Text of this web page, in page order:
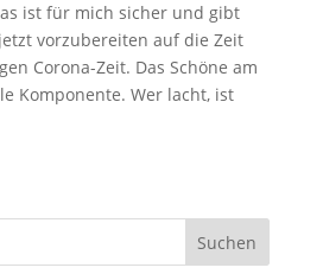
ist für mich sicher und gibt
vorzubereiten auf die Zeit
Corona-Zeit. Das Schöne am
Komponente. Wer lacht, ist